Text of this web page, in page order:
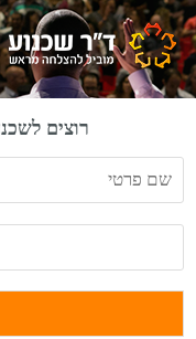
Skip
to
main
Skip
to
primary
Skip
to
footer
רוצים